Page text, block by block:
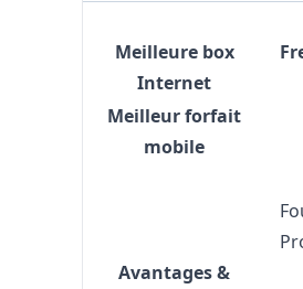
Meilleure box
Internet
Meilleur forfait
mobile
Avantages &